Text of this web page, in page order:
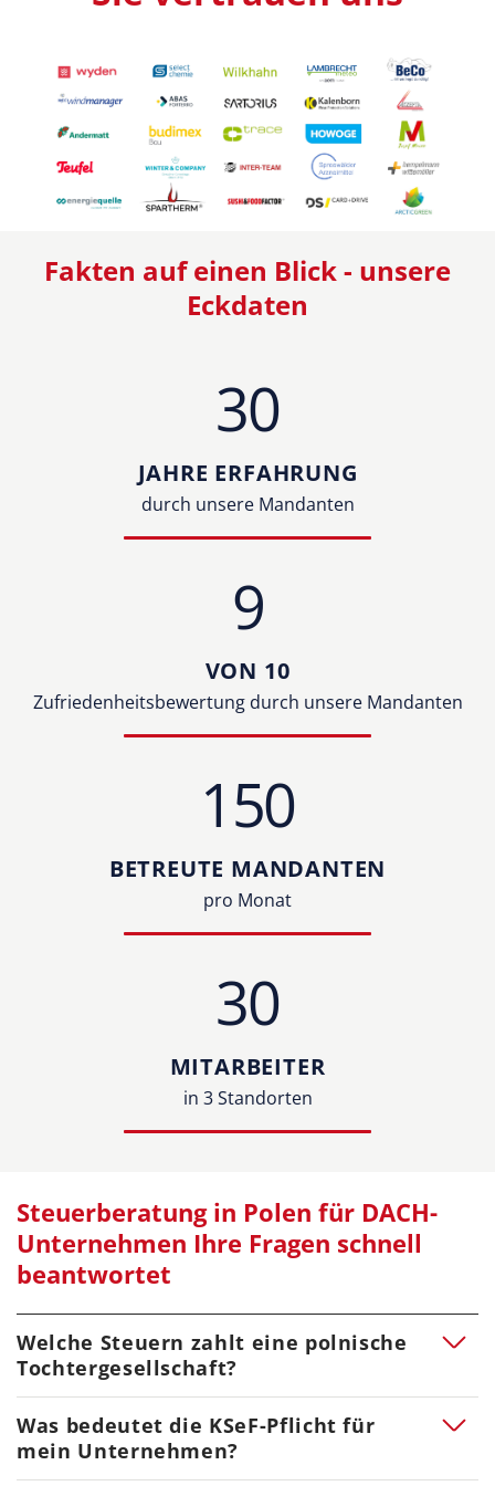
Fakten auf einen Blick - unsere
Eckdaten
30
JAHRE ERFAHRUNG
durch unsere Mandanten
9
VON 10
Zufriedenheitsbewertung durch unsere Mandanten
150
BETREUTE MANDANTEN
pro Monat
30
MITARBEITER
in 3 Standorten
Steuerberatung in Polen für DACH-
Unternehmen Ihre Fragen schnell
beantwortet
Welche Steuern zahlt eine polnische
Tochtergesellschaft?
grenzüberschreitenden Beziehungen ab —
typischerweise sind Körperschaftsteuer, Umsatzsteuer
Was bedeutet die KSeF-Pflicht für
mein Unternehmen?